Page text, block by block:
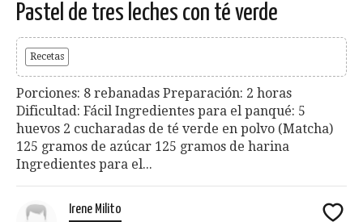
Pastel de tres leches con té verde
Recetas
Porciones: 8 rebanadas Preparación: 2 horas
Dificultad: Fácil Ingredientes para el panqué: 5
huevos 2 cucharadas de té verde en polvo (Matcha)
125 gramos de azúcar 125 gramos de harina
Ingredientes para el...
Irene Milito